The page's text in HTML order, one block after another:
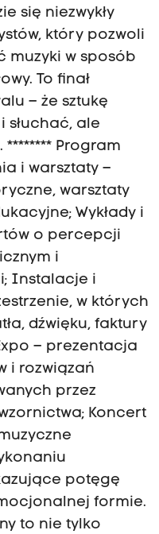
się niezwykły
który pozwoli
muzyki w sposób
To finał
– że sztukę
słuchać, ale
Program
i warsztaty –
warsztaty
Wykłady i
o percepcji
i
Instalacje i
w których
dźwięku, faktury
– prezentacja
i rozwiązań
przez
Koncert
potęgę
formie.
to nie tylko